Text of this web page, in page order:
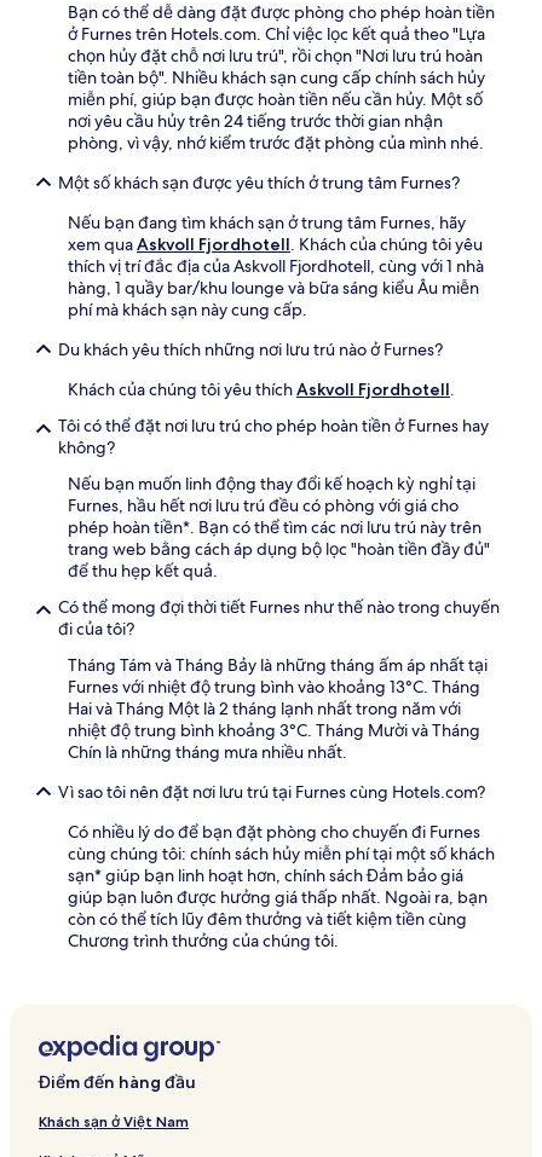
Bạn có thể dễ dàng đặt được phòng cho phép hoàn tiền
ở Furnes trên Hotels.com. Chỉ việc lọc kết quả theo "Lựa
chọn hủy đặt chỗ nơi lưu trú", rồi chọn "Nơi lưu trú hoàn
tiền toàn bộ". Nhiều khách sạn cung cấp chính sách hủy
miễn phí, giúp bạn được hoàn tiền nếu cần hủy. Một số
nơi yêu cầu hủy trên 24 tiếng trước thời gian nhận
phòng, vì vậy, nhớ kiểm trước đặt phòng của mình nhé.
Một số khách sạn được yêu thích ở trung tâm Furnes?
Nếu bạn đang tìm khách sạn ở trung tâm Furnes, hãy
xem quaAskvoll Fjordhotell. Khách của chúng tôi yêu
thích vị trí đắc địa của Askvoll Fjordhotell, cùng với 1 nhà
hàng, 1 quầy bar/khu lounge và bữa sáng kiểu Âu miễn
phí mà khách sạn này cung cấp.
Du khách yêu thích những nơi lưu trú nào ở Furnes?
Khách của chúng tôi yêu thíchAskvoll Fjordhotell.
Tôi có thể đặt nơi lưu trú cho phép hoàn tiền ở Furnes hay
không?
Nếu bạn muốn linh động thay đổi kế hoạch kỳ nghỉ tại
Furnes, hầu hết nơi lưu trú đều có phòng với giá cho
phép hoàn tiền*. Bạn có thể tìm các nơi lưu trú này trên
trang web bằng cách áp dụng bộ lọc "hoàn tiền đầy đủ"
để thu hẹp kết quả.
Có thể mong đợi thời tiết Furnes như thế nào trong chuyến
đi của tôi?
Tháng Tám và Tháng Bảy là những tháng ấm áp nhất tại
Furnes với nhiệt độ trung bình vào khoảng 13°C. Tháng
Hai và Tháng Một là 2 tháng lạnh nhất trong năm với
nhiệt độ trung bình khoảng 3°C. Tháng Mười và Tháng
Chín là những tháng mưa nhiều nhất.
Vì sao tôi nên đặt nơi lưu trú tại Furnes cùng Hotels.com?
Có nhiều lý do để bạn đặt phòng cho chuyến đi Furnes
cùng chúng tôi: chính sách hủy miễn phí tại một số khách
sạn* giúp bạn linh hoạt hơn, chính sách Đảm bảo giá
giúp bạn luôn được hưởng giá thấp nhất. Ngoài ra, bạn
còn có thể tích lũy đêm thưởng và tiết kiệm tiền cùng
Chương trình thưởng của chúng tôi.
Điểm đến hàng đầu
Khách sạn ở Việt Nam